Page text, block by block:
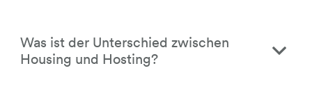
Was ist der Unterschied zwischen
Housing und Hosting?